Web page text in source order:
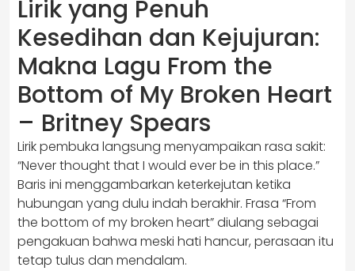
Lirik yang Penuh
Kesedihan dan Kejujuran:
Makna Lagu From the
Bottom of My Broken Heart
– Britney Spears
Lirik pembuka langsung menyampaikan rasa sakit:
“Never thought that I would ever be in this place.”
Baris ini menggambarkan keterkejutan ketika
hubungan yang dulu indah berakhir. Frasa “From
the bottom of my broken heart” diulang sebagai
pengakuan bahwa meski hati hancur, perasaan itu
tetap tulus dan mendalam.